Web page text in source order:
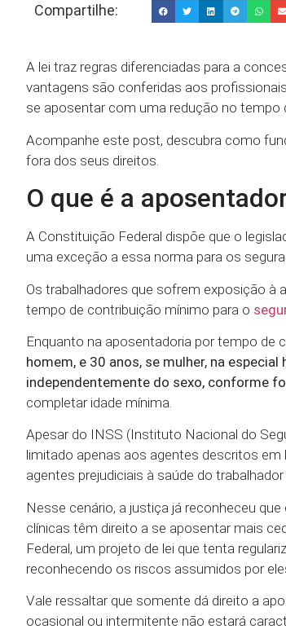
Compartilhe:
A lei traz regras diferenciadas para a
vantagens são conferidas aos
se aposentar com uma redução no tempo
Acompanhe este post, descubra como
fora dos seus direitos.
O que é a
A Constituição Federal dispõe que o
uma exceção a essa norma para os
Os trabalhadores que sofrem exposição à
tempo de contribuição mínimo para o
Enquanto na aposentadoria por tempo de
homem, e 30 anos, se mulher, na
independentemente do sexo, conforme
completar idade mínima.
Apesar do INSS (Instituto Nacional do
limitado apenas aos agentes descritos em
agentes prejudiciais à saúde do
Nesse cenário, a justiça já reconheceu
clínicas têm direito a se aposentar mais
Federal, um projeto de lei que tenta
reconhecendo os riscos assumidos por
Vale ressaltar que somente dá direito a
ocasional ou intermitente não estará